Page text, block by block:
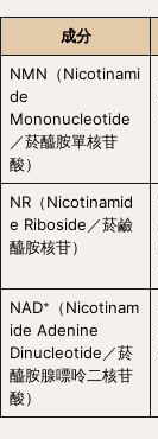
成分
NMN（Nicotinami
de
Mononucleotide
／菸醯胺單核苷
酸）
NR（Nicotinamid
e Riboside／菸鹼
醯胺核苷）
NAD⁺（Nicotinam
ide Adenine
Dinucleotide／菸
醯胺腺嘌呤二核苷
酸）